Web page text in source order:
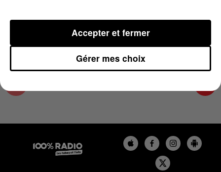
Podcasts infos des Hautes-Pyrénées
Gérer mes choix
Accepter et fermer